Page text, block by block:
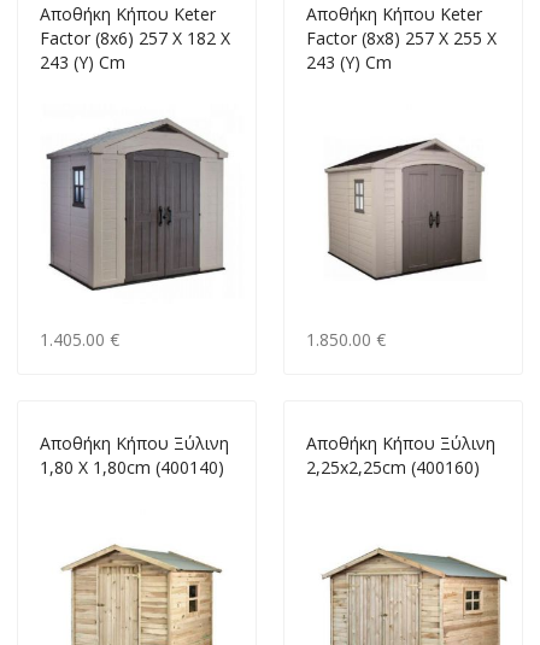
Aποθήκη Κήπου Keter
Factor (8x6) 257 X 182 X
243 (Υ) Cm
1.405.00 €
Aποθήκη Κήπου Keter
Factor (8x8) 257 X 255 X
243 (Υ) Cm
1.850.00 €
Aποθήκη Κήπου Ξύλινη
1,80 X 1,80cm (400140)
Aποθήκη Κήπου Ξύλινη
2,25x2,25cm (400160)